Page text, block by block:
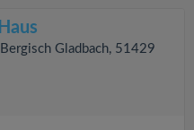
Gladbach, 51429